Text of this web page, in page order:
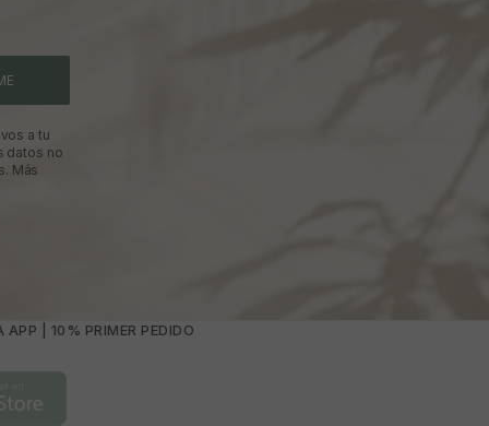
a tu
datos no
Más
APP | 10% PRIMER PEDIDO